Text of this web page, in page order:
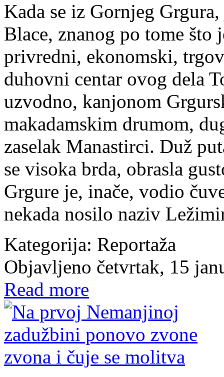
Kada se iz Gornjeg
Blace, znanog po tome što
privredni, ekonomski,
duhovni centar ovog dela
uzvodno, kanjonom
makadamskim drumom,
zaselak Manastirci. Duž
se visoka brda, obrasla
Grgure je, inače, vodio
nekada nosilo naziv
Kategorija: Reportaža
Objavljeno četvrtak, 15
Read more